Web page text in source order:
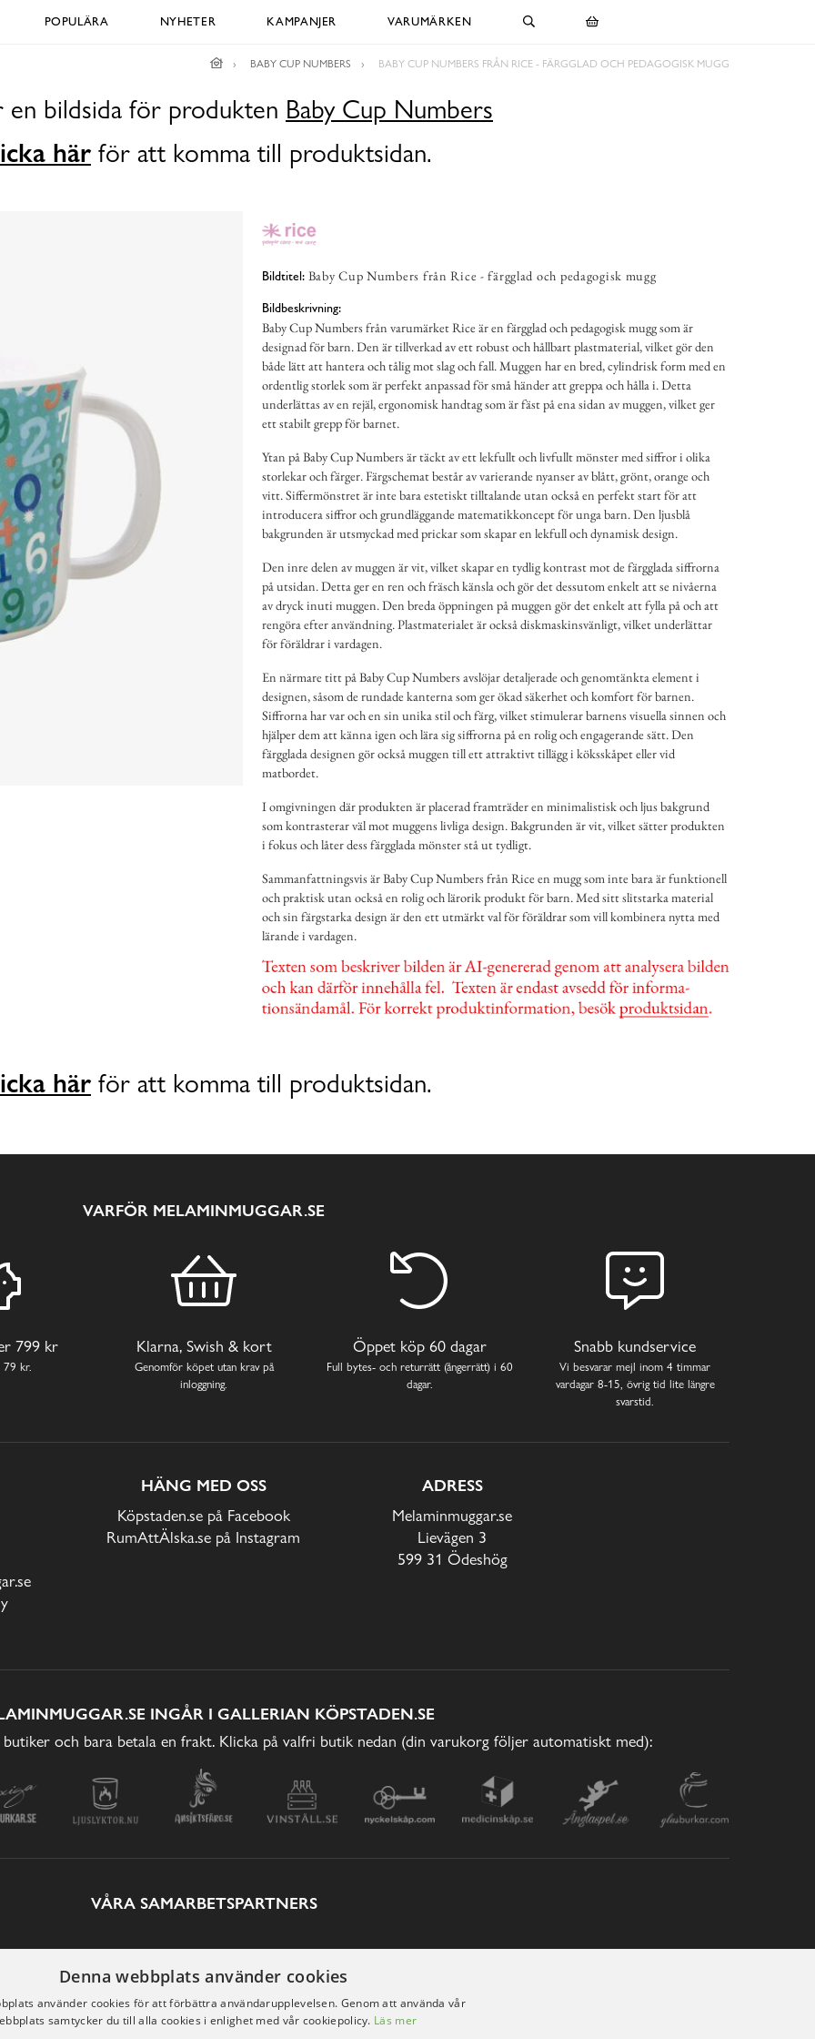
POPULÄRA NYHETER KAMPANJER VARUMÄRKEN
BABY CUP NUMBERS BABY CUP NUMBERS FRÅN RICE - FÄRGGLAD OCH PEDAGOGISK MUGG
en bildsida för produkten Baby Cup Numbers
här för att komma till produktsidan.
Bildtitel: Baby Cup Numbers från Rice - färgglad och pedagogisk mugg
Bildbeskrivning:
Baby Cup Numbers från varumärket Rice är en färgglad och pedagogisk mugg som är
designad för barn. Den är tillverkad av ett robust och hållbart plastmaterial, vilket gör den
både lätt att hantera och tålig mot slag och fall. Muggen har en bred, cylindrisk form med en
ordentlig storlek som är perfekt anpassad för små händer att greppa och hålla i. Detta
underlättas av en rejäl, ergonomisk handtag som är fäst på ena sidan av muggen, vilket ger
ett stabilt grepp för barnet.
Ytan på Baby Cup Numbers är täckt av ett lekfullt och livfullt mönster med siffror i olika
storlekar och färger. Färgschemat består av varierande nyanser av blått, grönt, orange och
vitt. Siffermönstret är inte bara estetiskt tilltalande utan också en perfekt start för att
introducera siffror och grundläggande matematikkoncept för unga barn. Den ljusblå
bakgrunden är utsmyckad med prickar som skapar en lekfull och dynamisk design.
Den inre delen av muggen är vit, vilket skapar en tydlig kontrast mot de färgglada siffrorna
på utsidan. Detta ger en ren och fräsch känsla och gör det dessutom enkelt att se nivåerna
av dryck inuti muggen. Den breda öppningen på muggen gör det enkelt att fylla på och att
rengöra efter användning. Plastmaterialet är också diskmaskinsvänligt, vilket underlättar
för föräldrar i vardagen.
En närmare titt på Baby Cup Numbers avslöjar detaljerade och genomtänkta element i
designen, såsom de rundade kanterna som ger ökad säkerhet och komfort för barnen.
Siffrorna har var och en sin unika stil och färg, vilket stimulerar barnens visuella sinnen och
hjälper dem att känna igen och lära sig siffrorna på en rolig och engagerande sätt. Den
färgglada designen gör också muggen till ett attraktivt tillägg i köksskåpet eller vid
matbordet.
I omgivningen där produkten är placerad framträder en minimalistisk och ljus bakgrund
som kontrasterar väl mot muggens livliga design. Bakgrunden är vit, vilket sätter produkten
i fokus och låter dess färgglada mönster stå ut tydligt.
Sammanfattningsvis är Baby Cup Numbers från Rice en mugg som inte bara är funktionell
och praktisk utan också en rolig och lärorik produkt för barn. Med sitt slitstarka material
och sin färgstarka design är den ett utmärkt val för föräldrar som vill kombinera nytta med
lärande i vardagen.
här för att komma till produktsidan.
VARFÖR MELAMINMUGGAR.SE
799 kr
79 kr.
Klarna, Swish & kort
Genomför köpet utan krav på
inloggning.
Öppet köp 60 dagar
Full bytes- och returrätt (ångerrätt) i 60
dagar.
Snabb kundservice
Vi besvarar mejl inom 4 timmar
vardagar 8-15, övrig tid lite längre
svarstid.
HÄNG MED OSS
Köpstaden.se på Facebook
RumAttÄlska.se på Instagram
ADRESS
Melaminmuggar.se
Lievägen 3
599 31 Ödeshög
INGÅR I GALLERIAN KÖPSTADEN.SE
och bara betala en frakt. Klicka på valfri butik nedan (din varukorg följer automatiskt med):
VÅRA SAMARBETSPARTNERS
Denna webbplats använder cookies
använder cookies för att förbättra användarupplevelsen. Genom att använda vår
samtycker du till alla cookies i enlighet med vår cookiepolicy. Läs mer